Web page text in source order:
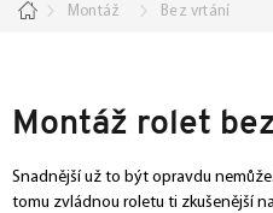
DomůMontáž Bez vrtání
Montáž rolet
Snadnější už to být opravdu
tomu zvládnou roletu ti zkušenější